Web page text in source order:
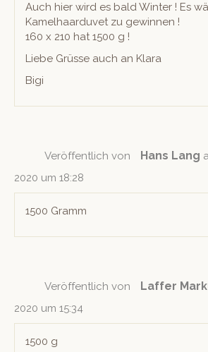
Auch hier wird es bald Win­ter ! Es
Kamel­haar­du­vet zu gewinnen !
160 x 210 hat 1500 g !
Liebe Grüsse auch an Klara
Bigi
Veröffentlich von Hans Lang
2020 um 18:28
1500 Gramm
Veröffentlich von Laffer
2020 um 15:34
1500 g